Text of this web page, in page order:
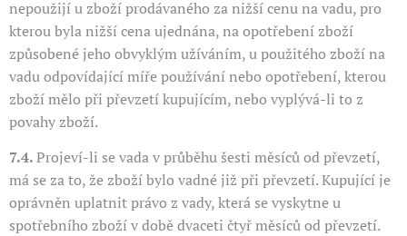
nepoužijí u zboží prodávaného za nižší cenu na vadu, pro
kterou byla nižší cena ujednána, na opotřebení zboží
způsobené jeho obvyklým užíváním, u použitého zboží na
vadu odpovídající míře používání nebo opotřebení, kterou
zboží mělo při převzetí kupujícím, nebo vyplývá-li to z
povahy zboží.
7.4.Projeví-li se vada v průběhu šesti měsíců od převzetí,
má se za to, že zboží bylo vadné již při převzetí. Kupující je
oprávněn uplatnit právo z vady, která se vyskytne u
spotřebního zboží v době dvaceti čtyř měsíců od převzetí.